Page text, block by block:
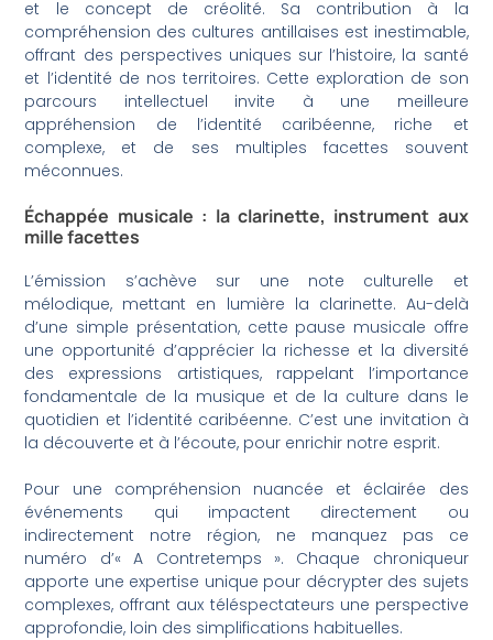
et le concept de créolité. Sa contribution à la
compréhension des cultures antillaises est inestimable,
offrant des perspectives uniques sur l’histoire, la santé
et l’identité de nos territoires. Cette exploration de son
parcours intellectuel invite à une meilleure
appréhension de l’identité caribéenne, riche et
complexe, et de ses multiples facettes souvent
méconnues.
Échappée musicale : la clarinette, instrument aux
mille facettes
L’émission s’achève sur une note culturelle et
mélodique, mettant en lumière la clarinette. Au-delà
d’une simple présentation, cette pause musicale offre
une opportunité d’apprécier la richesse et la diversité
des expressions artistiques, rappelant l’importance
fondamentale de la musique et de la culture dans le
quotidien et l’identité caribéenne. C’est une invitation à
la découverte et à l’écoute, pour enrichir notre esprit.
Pour une compréhension nuancée et éclairée des
événements qui impactent directement ou
indirectement notre région, ne manquez pas ce
numéro d’« A Contretemps ». Chaque chroniqueur
apporte une expertise unique pour décrypter des sujets
complexes, offrant aux téléspectateurs une perspective
approfondie, loin des simplifications habituelles.